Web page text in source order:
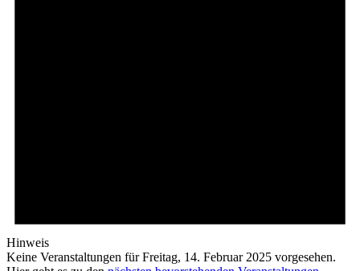
Hinweis
Keine Veranstaltungen für Freitag, 14. Februar 2025 vorgesehen.